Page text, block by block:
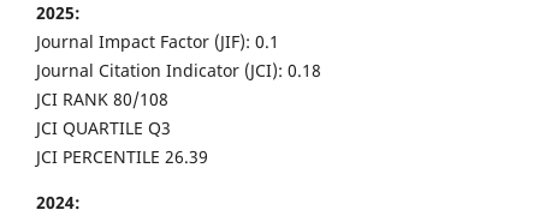
2025:
Journal Impact Factor (JIF): 0.1
Journal Citation Indicator (JCI): 0.18
JCI RANK 80/108
JCI QUARTILE Q3
JCI PERCENTILE 26.39
2024: